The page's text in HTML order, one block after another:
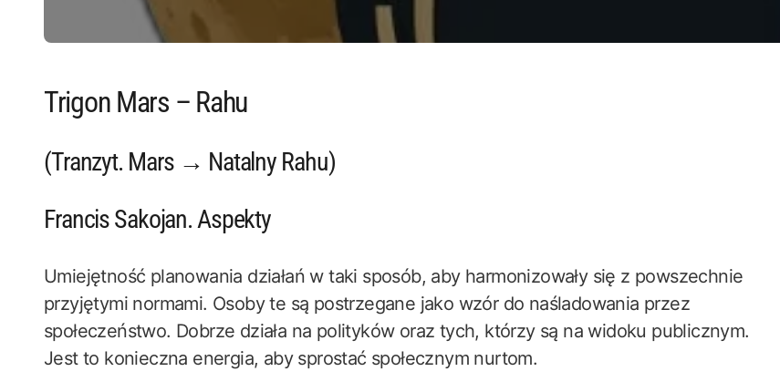
Trigon Mars – Rahu
(Tranzyt. Mars → Natalny Rahu)
Francis Sakojan. Aspekty
Umiejętność planowania działań w taki sposób, aby harmonizowały się z powszechnie
przyjętymi normami. Osoby te są postrzegane jako wzór do naśladowania przez
społeczeństwo. Dobrze działa na polityków oraz tych, którzy są na widoku publicznym.
Jest to konieczna energia, aby sprostać społecznym nurtom.